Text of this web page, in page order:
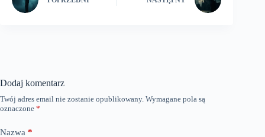
Dodaj komentarz
Twój adres email nie zostanie opublikowany. Wymagane pola są
oznaczone *
Nazwa *